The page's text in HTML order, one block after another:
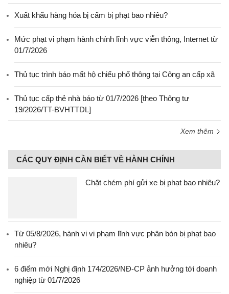
Xuất khẩu hàng hóa bị cấm bị phạt bao nhiêu?
Mức phạt vi phạm hành chính lĩnh vực viễn thông, Internet từ
01/7/2026
Thủ tục trình báo mất hộ chiếu phổ thông tại Công an cấp xã
Thủ tục cấp thẻ nhà báo từ 01/7/2026 [theo Thông tư
19/2026/TT-BVHTTDL]
Xem thêm
CÁC QUY ĐỊNH CẦN BIẾT VỀ HÀNH CHÍNH
Chặt chém phí gửi xe bị phạt bao nhiêu?
Từ 05/8/2026, hành vi vi phạm lĩnh vực phân bón bị phạt bao
nhiêu?
6 điểm mới Nghị định 174/2026/NĐ-CP ảnh hưởng tới doanh
nghiệp từ 01/7/2026